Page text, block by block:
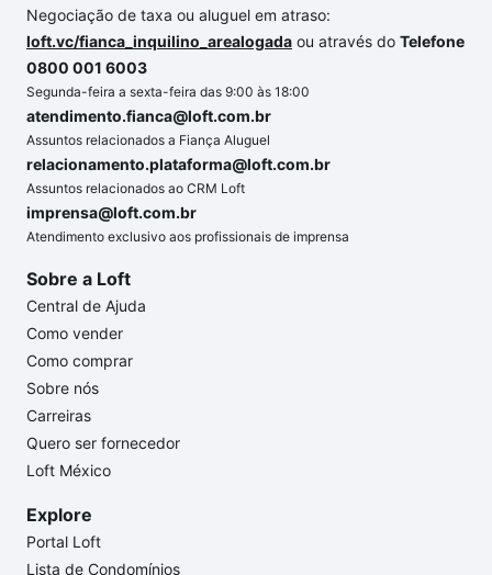
Negociação de taxa ou aluguel em atraso:
loft.vc/fianca_inquilino_arealogada ou através do Telefone
0800 001 6003
Segunda-feira a sexta-feira das 9:00 às 18:00
atendimento.fianca@loft.com.br
Assuntos relacionados a Fiança Aluguel
relacionamento.plataforma@loft.com.br
Assuntos relacionados ao CRM Loft
imprensa@loft.com.br
Atendimento exclusivo aos profissionais de imprensa
Sobre a Loft
Central de Ajuda
Como vender
Como comprar
Sobre nós
Carreiras
Quero ser fornecedor
Loft México
Explore
Portal Loft
Lista de Condomínios